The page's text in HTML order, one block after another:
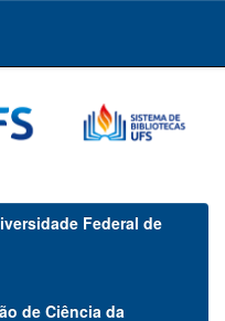
Federal de
de Ciência da